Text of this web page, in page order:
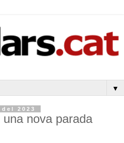
▼
2023
nova parada